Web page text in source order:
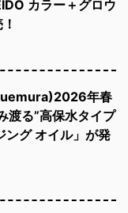
カラー＋グロウ
uemura)2026年春
渡る”高保水タイプ
ング オイル」が発